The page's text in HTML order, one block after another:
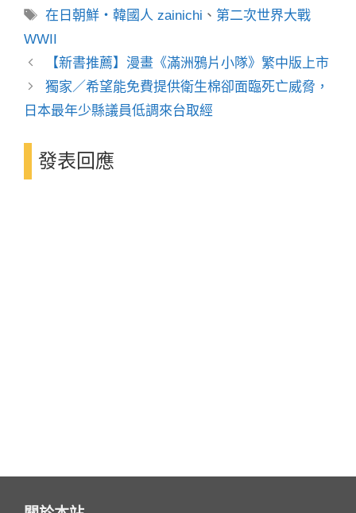
類
標
籤
在日朝鮮・韓國人 zainichi 、 第二次世界大戰
WWII
【新書推薦】漫畫《滿洲鴉片小隊》繁中版上市
獨家／希望能免費提供衛生棉卻面臨死亡威脅，
日本最年少縣議員低調來台取經
發表回應